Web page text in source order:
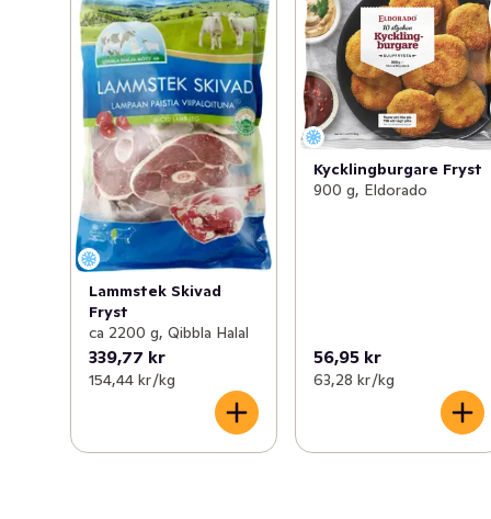
Lammstek Skivad
Fryst
ca 2200 g, Qibbla Halal
339,77 kr
154,44 kr /kg
Kycklingburgare Fryst
900 g, Eldorado
56,95 kr
63,28 kr /kg